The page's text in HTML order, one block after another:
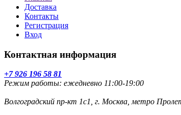
Доставка
Контакты
Регистрация
Вход
Контактная информация
+7 926 196 58 81
Режим работы: ежедневно 11:00-19:00
Волгоградский пр-кт 1с1, г. Москва, метро